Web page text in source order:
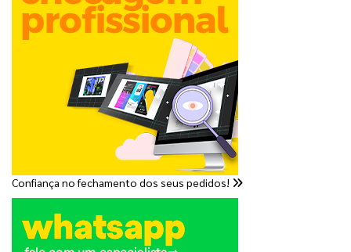
Confiança no fechamento dos seus pedidos!